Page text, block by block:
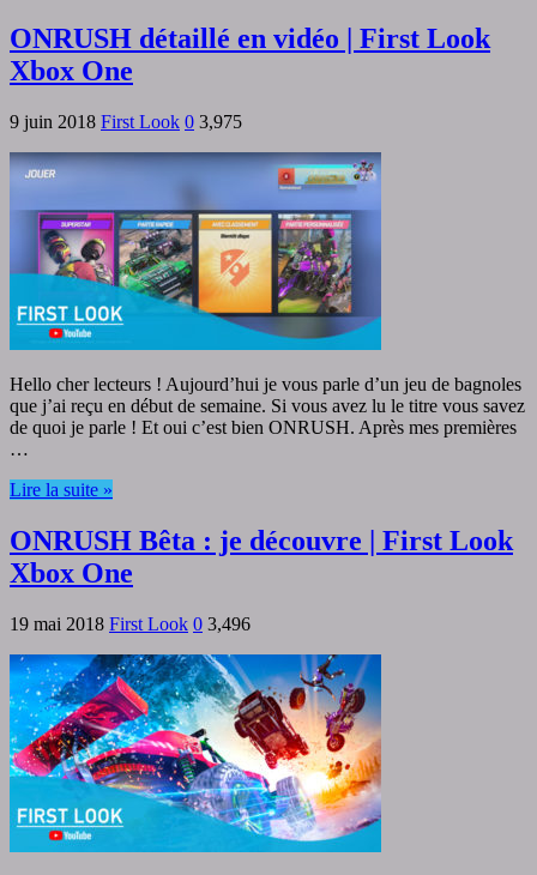
ONRUSH détaillé en vidéo | First Look
Xbox One
9 juin 2018 First Look 0 3,975
Hello cher lecteurs ! Aujourd’hui je vous parle d’un jeu de bagnoles
que j’ai reçu en début de semaine. Si vous avez lu le titre vous savez
de quoi je parle ! Et oui c’est bien ONRUSH. Après mes premières
…
Lire la suite »
ONRUSH Bêta : je découvre | First Look
Xbox One
19 mai 2018 First Look 0 3,496